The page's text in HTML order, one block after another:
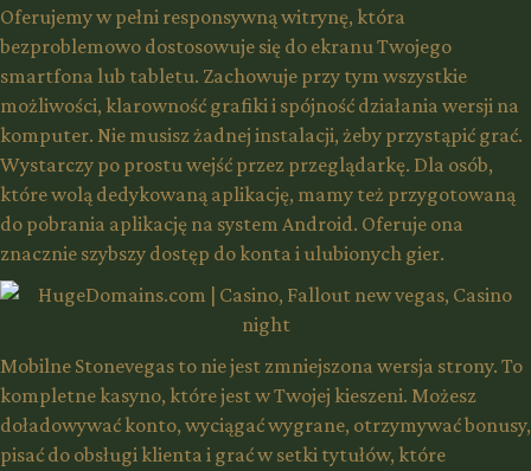
Oferujemy w pełni responsywną witrynę, która
bezproblemowo dostosowuje się do ekranu Twojego
smartfona lub tabletu. Zachowuje przy tym wszystkie
możliwości, klarowność grafiki i spójność działania wersji na
komputer. Nie musisz żadnej instalacji, żeby przystąpić grać.
Wystarczy po prostu wejść przez przeglądarkę. Dla osób,
które wolą dedykowaną aplikację, mamy też przygotowaną
do pobrania aplikację na system Android. Oferuje ona
znacznie szybszy dostęp do konta i ulubionych gier.
Mobilne Stonevegas to nie jest zmniejszona wersja strony. To
kompletne kasyno, które jest w Twojej kieszeni. Możesz
doładowywać konto, wyciągać wygrane, otrzymywać bonusy,
pisać do obsługi klienta i grać w setki tytułów, które